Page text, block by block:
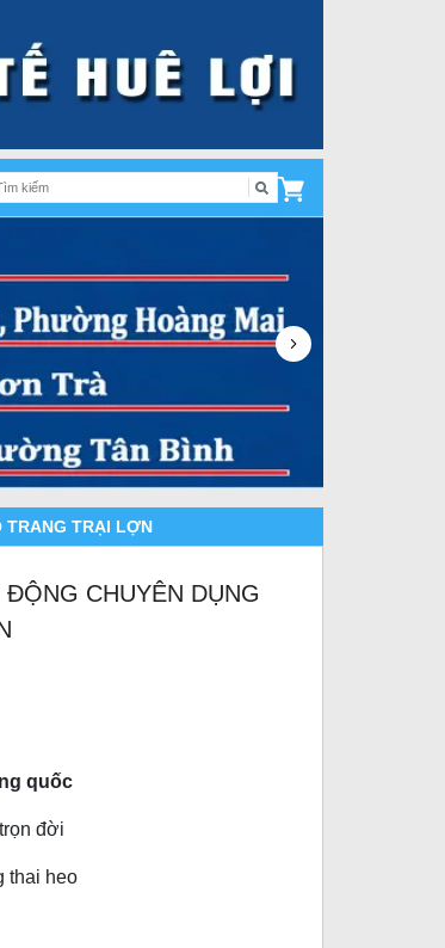
TRANG TRẠI LỢN
CHUYÊN DỤNG
quốc
đời
thai heo